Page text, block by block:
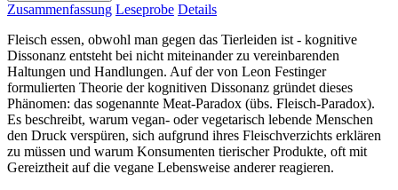
Zusammenfassung Leseprobe Details
Fleisch essen, obwohl man gegen das Tierleiden ist - kognitive
Dissonanz entsteht bei nicht miteinander zu vereinbarenden
Haltungen und Handlungen. Auf der von Leon Festinger
formulierten Theorie der kognitiven Dissonanz gründet dieses
Phänomen: das sogenannte Meat-Paradox (übs. Fleisch-Paradox).
Es beschreibt, warum vegan- oder vegetarisch lebende Menschen
den Druck verspüren, sich aufgrund ihres Fleischverzichts erklären
zu müssen und warum Konsumenten tierischer Produkte, oft mit
Gereiztheit auf die vegane Lebensweise anderer reagieren.